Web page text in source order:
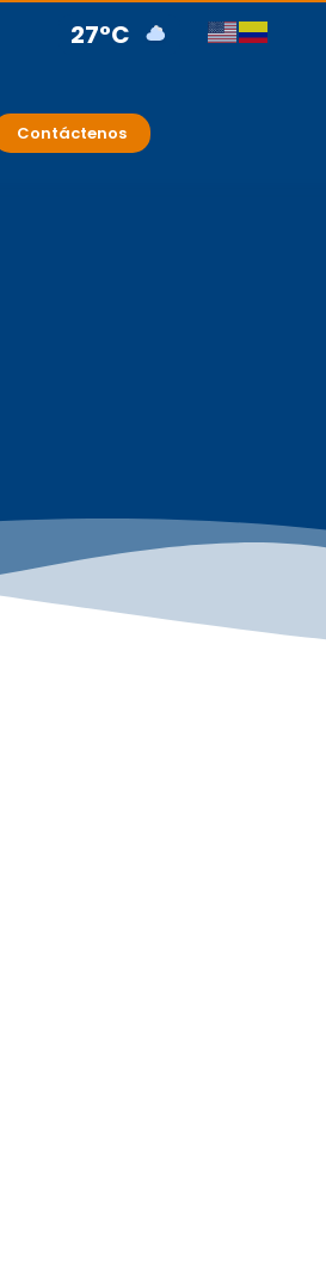
27°C
Contáctenos